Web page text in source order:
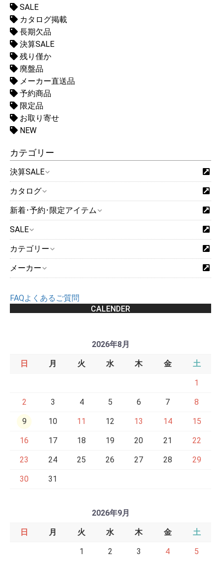
SALE
カタログ掲載
長期欠品
決算SALE
残り僅か
廃盤品
メーカー直送品
予約商品
限定品
お取り寄せ
NEW
カテゴリー
決算SALE
カタログ
新着･予約･限定アイテム
SALE
カテゴリー
メーカー
FAQよくあるご質問
CALENDER
2026年8月
日 月 火 水 木 金 土
1
2 3 4 5 6 7 8
9 10 11 12 13 14 15
16 17 18 19 20 21 22
23 24 25 26 27 28 29
30 31
2026年9月
日 月 火 水 木 金 土
1 2 3 4 5